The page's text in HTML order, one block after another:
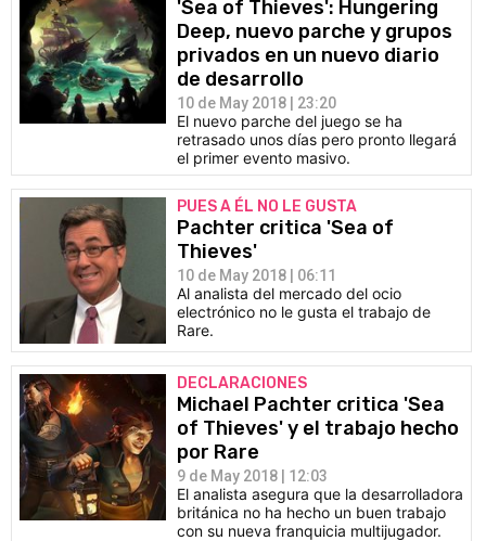
'Sea of Thieves': Hungering
Deep, nuevo parche y grupos
privados en un nuevo diario
de desarrollo
10 de May 2018 | 23:20
El nuevo parche del juego se ha
retrasado unos días pero pronto llegará
el primer evento masivo.
PUES A ÉL NO LE GUSTA
Pachter critica 'Sea of
Thieves'
10 de May 2018 | 06:11
Al analista del mercado del ocio
electrónico no le gusta el trabajo de
Rare.
DECLARACIONES
Michael Pachter critica 'Sea
of Thieves' y el trabajo hecho
por Rare
9 de May 2018 | 12:03
El analista asegura que la desarrolladora
británica no ha hecho un buen trabajo
con su nueva franquicia multijugador.